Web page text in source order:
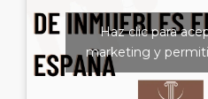
Haz clic para
marketing y